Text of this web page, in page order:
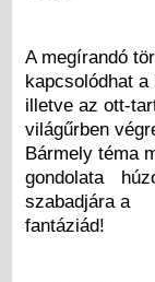
A megírandó
kapcsolódhat
illetve az ott-
világűrben
Bármely téma
gondolata
szabadjára a
fantáziád!